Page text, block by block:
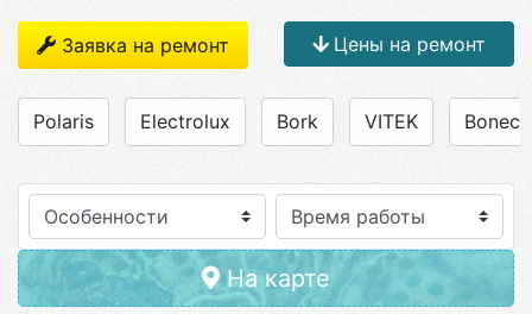
Заявка на ремонт Цены на ремонт
Polaris Electrolux Bork VITEK Boneco
Особенности
На карте